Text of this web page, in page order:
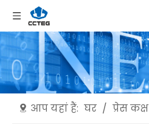
आप यहां हैं: घर / प्रेस कक्ष